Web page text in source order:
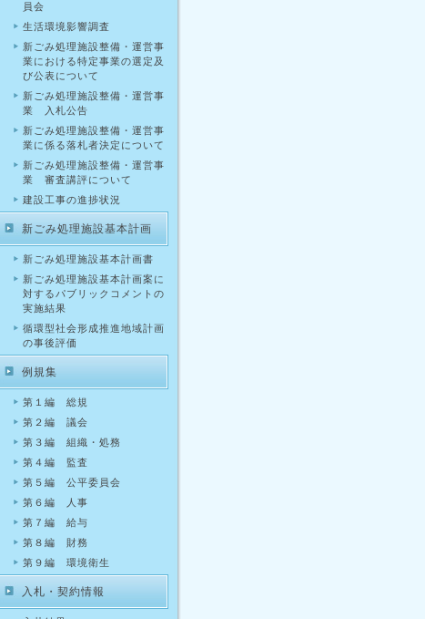
員会
生活環境影響調査
新ごみ処理施設整備・運営事
業における特定事業の選定及
び公表について
新ごみ処理施設整備・運営事
業 入札公告
新ごみ処理施設整備・運営事
業に係る落札者決定について
新ごみ処理施設整備・運営事
業 審査講評について
建設工事の進捗状況
新ごみ処理施設基本計画
新ごみ処理施設基本計画書
新ごみ処理施設基本計画案に
対するパブリックコメントの
実施結果
循環型社会形成推進地域計画
の事後評価
例規集
第１編 総規
第２編 議会
第３編 組織・処務
第４編 監査
第５編 公平委員会
第６編 人事
第７編 給与
第８編 財務
第９編 環境衛生
入札・契約情報